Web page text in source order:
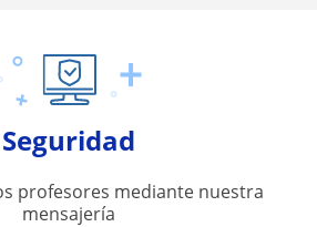
Seguridad
profesores mediante nuestra
mensajería